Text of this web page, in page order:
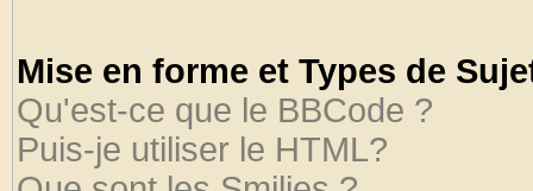
Mise en forme et Types de
Qu'est-ce que le BBCode ?
Puis-je utiliser le HTML?